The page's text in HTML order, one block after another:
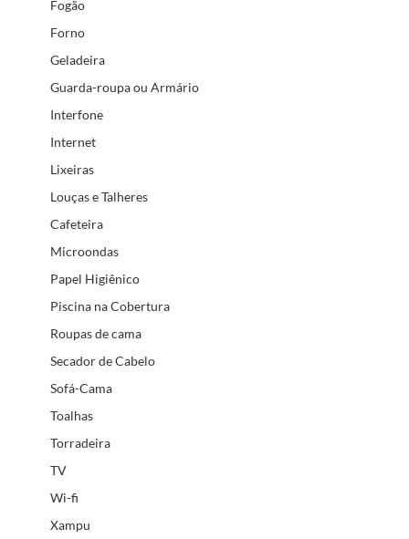
Fogão
Forno
Geladeira
Guarda-roupa ou Armário
Interfone
Internet
Lixeiras
Louças e Talheres
Cafeteira
Microondas
Papel Higiênico
Piscina na Cobertura
Roupas de cama
Secador de Cabelo
Sofá-Cama
Toalhas
Torradeira
TV
Wi-fi
Xampu